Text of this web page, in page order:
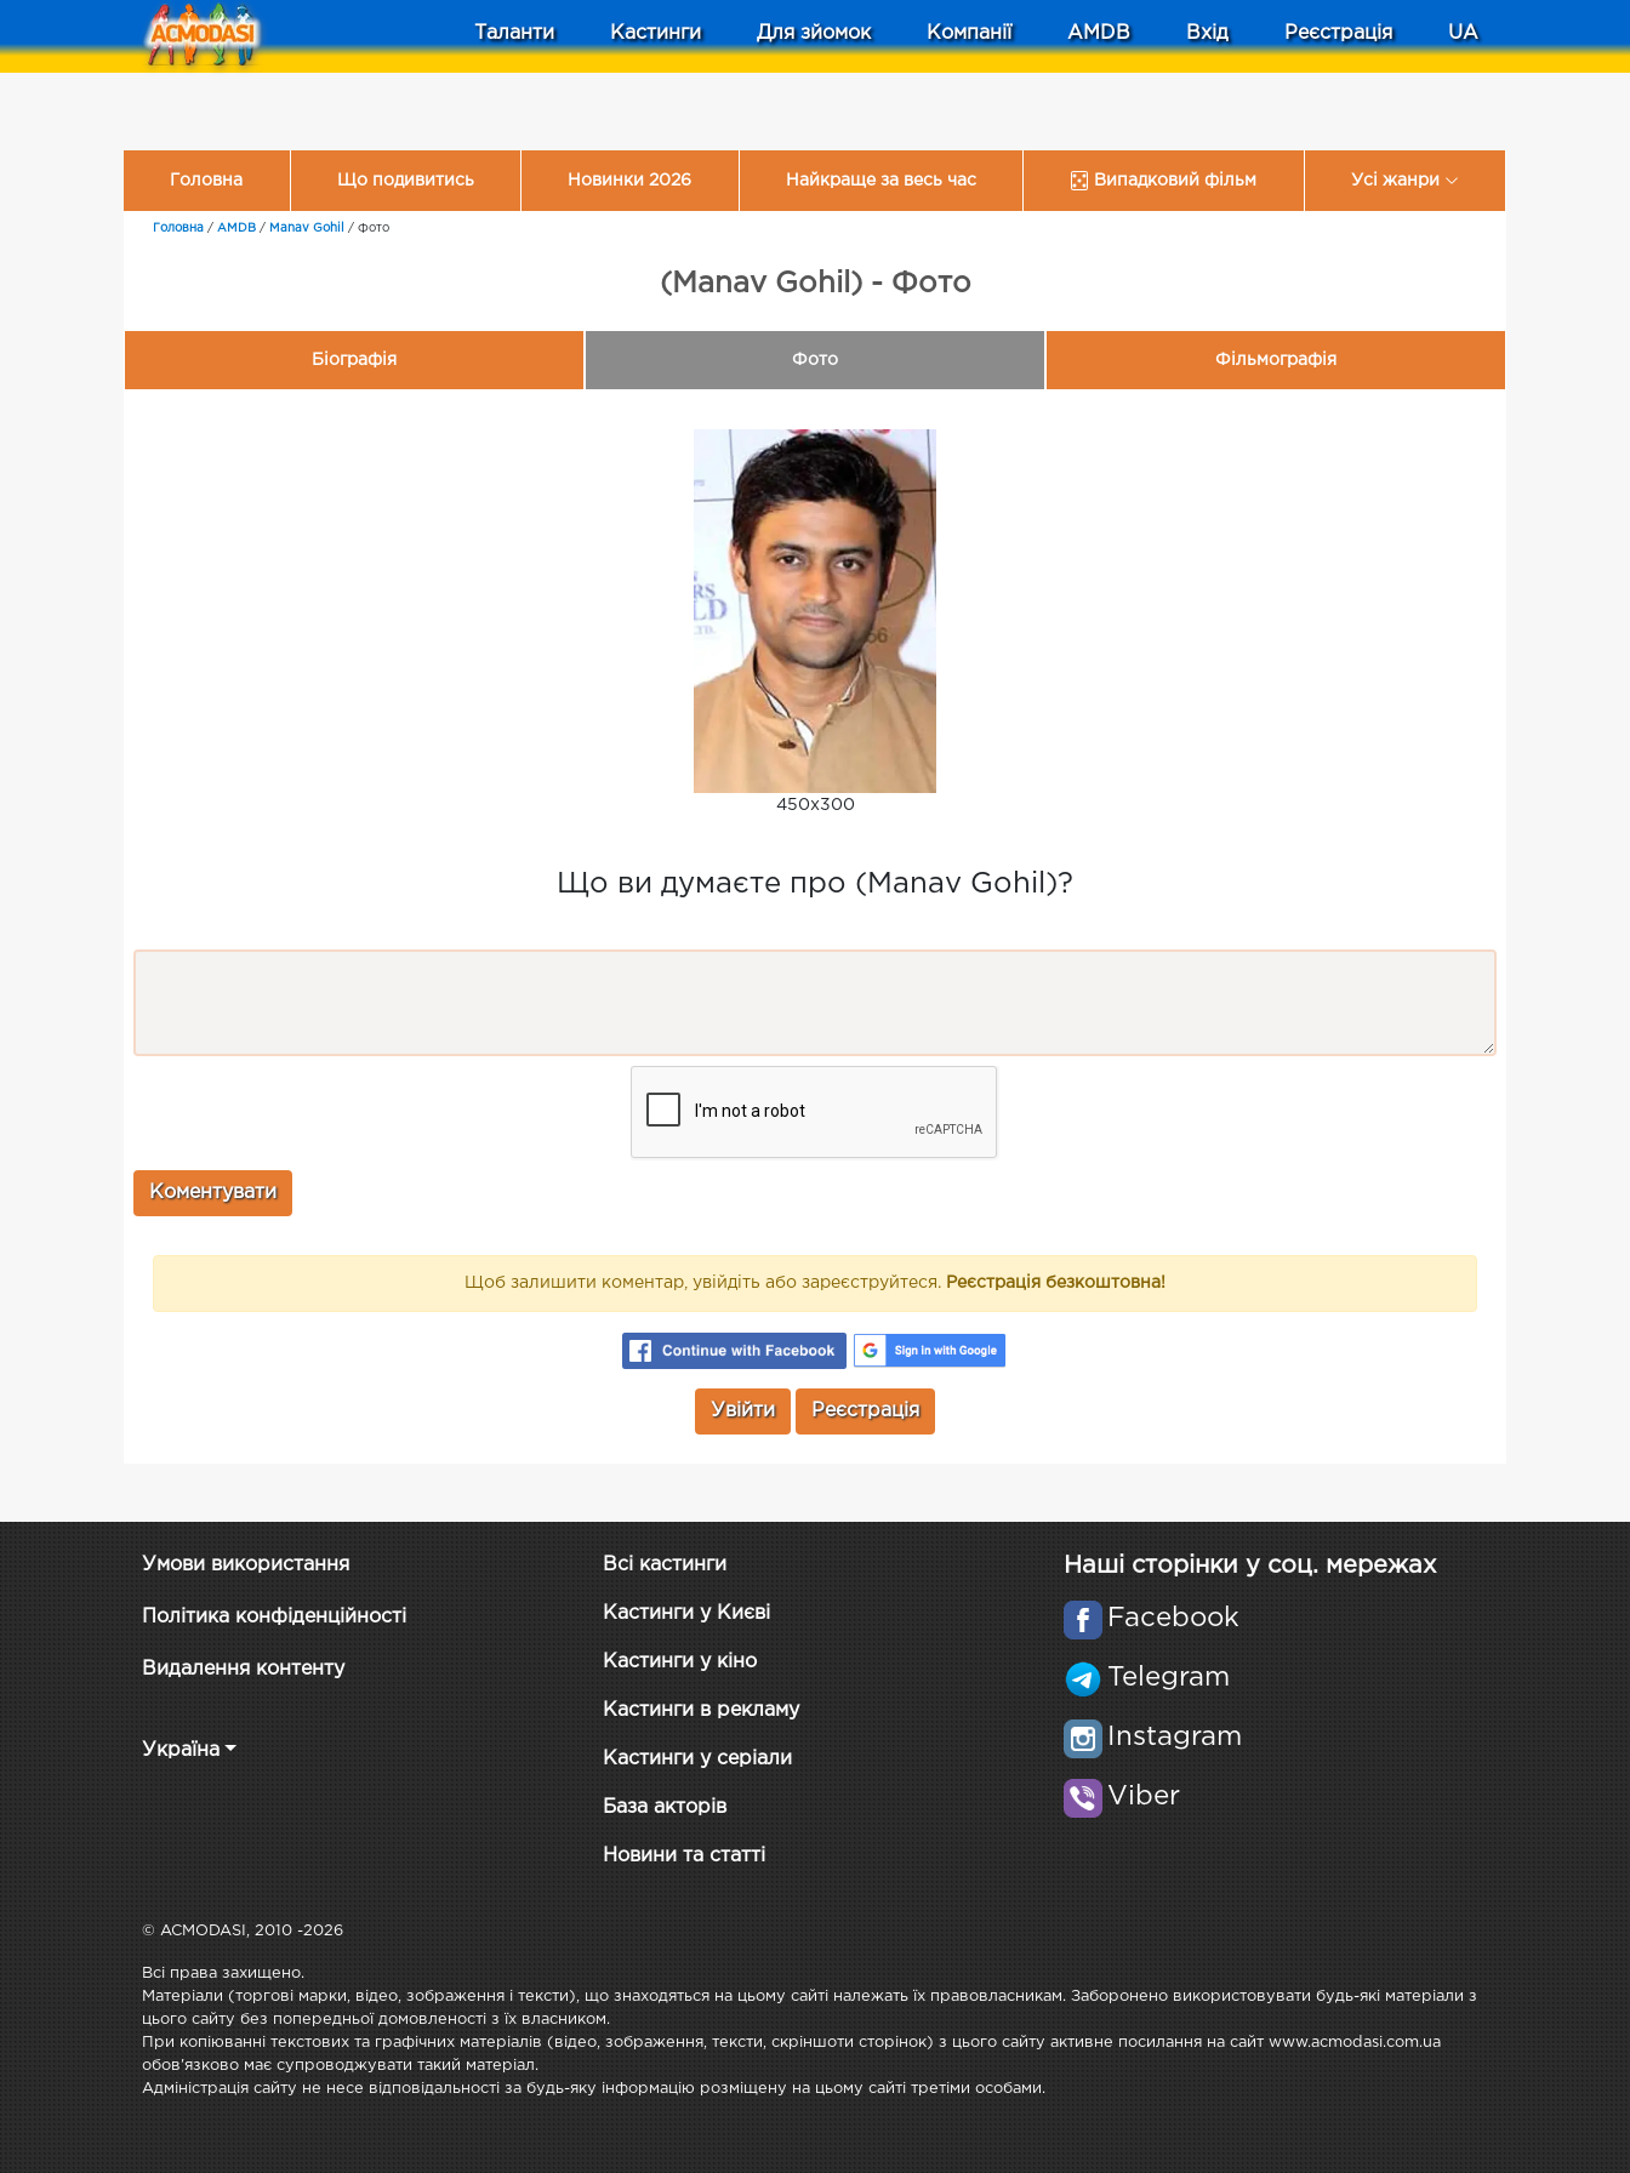
Таланти Кастинги Для зйомок Компанії AMDB Вхід Реєстрація UA
Головна Що подивитись Новинки 2026 Найкраще за весь час Випадковий фільм Усі жанри
Головна / AMDB / Manav Gohil / Фото
(Manav Gohil) - Фото
Біографія Фото Фільмографія
450x300
Що ви думаєте про (Manav Gohil)?
Щоб залишити коментар, увійдіть або зареєструйтеся. Реєстрація безкоштовна!
Увійти Реєстрація
Умови використання
Політика конфіденційності
Видалення контенту
Україна
Всі кастинги
Кастинги у Києві
Кастинги у кіно
Кастинги в рекламу
Кастинги у серіали
База акторів
Новини та статті
Наші сторінки у соц. мережах
Facebook
Telegram
Instagram
Viber
© ACMODASI, 2010 -2026
Всі права захищено.
Матеріали (торгові марки, відео, зображення і тексти), що знаходяться на цьому сайті належать їх правовласникам. Заборонено використовувати будь-які матеріали з
цього сайту без попередньої домовленості з їх власником.
При копіюванні текстових та графічних матеріалів (відео, зображення, тексти, скріншоти сторінок) з цього сайту активне посилання на сайт www.acmodasi.com.ua
обов'язково має супроводжувати такий матеріал.
Адміністрація сайту не несе відповідальності за будь-яку інформацію розміщену на цьому сайті третіми особами.